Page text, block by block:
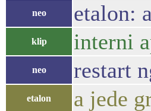
neo etalon:
klip interni
neo restart
etalon a jede